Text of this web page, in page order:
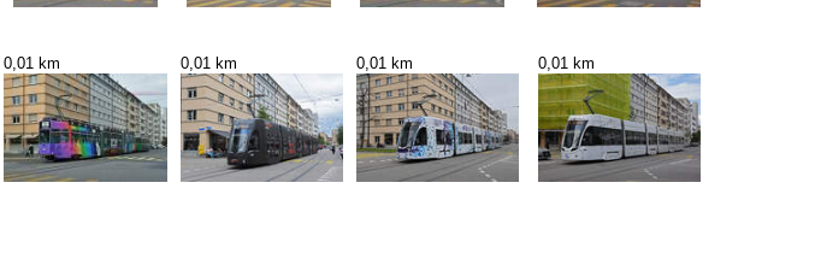
0,01 km 0,01 km 0,01 km 0,01 km